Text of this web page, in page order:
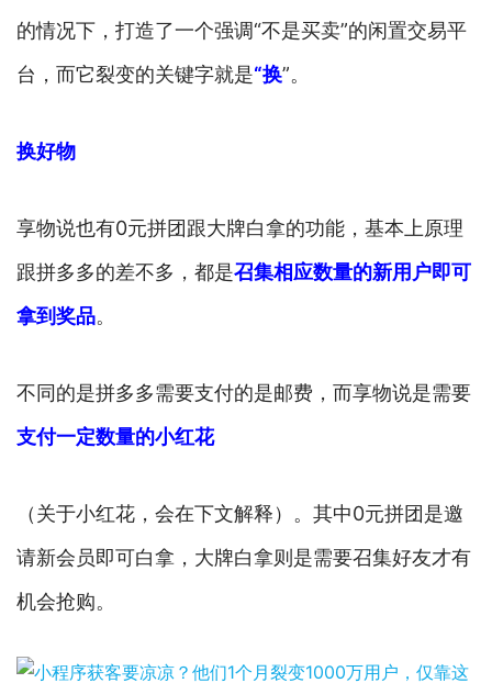
的情况下，打造了一个强调“不是买卖”的闲置交易平
台，而它裂变的关键字就是“换”。
换好物
享物说也有0元拼团跟大牌白拿的功能，基本上原理
跟拼多多的差不多，都是召集相应数量的新用户即可
拿到奖品。
不同的是拼多多需要支付的是邮费，而享物说是需要
支付一定数量的小红花
（关于小红花，会在下文解释）。其中0元拼团是邀
请新会员即可白拿，大牌白拿则是需要召集好友才有
机会抢购。